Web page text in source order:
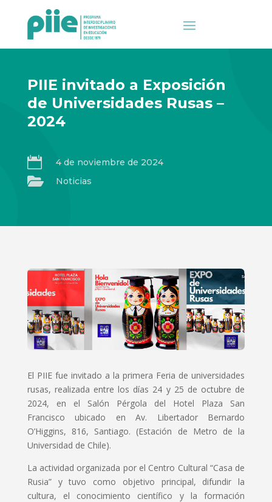
PIIE invitado a Exposición
de Universidades Rusas –
2024
 4 de noviembre de 2024
 Noticias
El PIIE fue invitado a la primera Feria de universidades
rusas, realizada entre los días 24 y 25 de octubre de
2024, en el Salón Pérgola del Hotel Plaza San
Francisco ubicado en Av. Libertador Bernardo
O’Higgins, 816, Santiago. (Estación de Metro de la
Universidad de Chile).
La actividad organizada por el Centro Cultural “Casa de
Rusia” y tuvo como objetivo principal, difundir la
cultura, el conocimiento científico y la formación